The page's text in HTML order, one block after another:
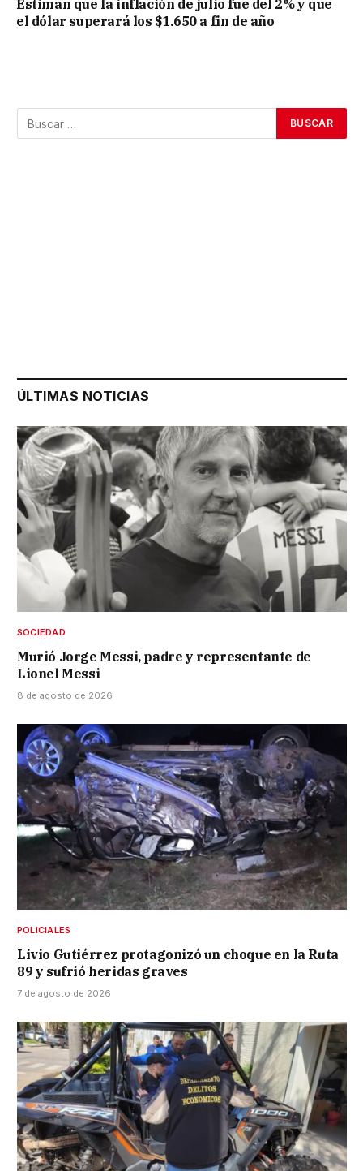
Estiman que la inflación de julio fue del 2% y que
el dólar superará los $1.650 a fin de año
ÚLTIMAS NOTICIAS
SOCIEDAD
Murió Jorge Messi, padre y representante de
Lionel Messi
8 de agosto de 2026
POLICIALES
Livio Gutiérrez protagonizó un choque en la Ruta
89 y sufrió heridas graves
7 de agosto de 2026